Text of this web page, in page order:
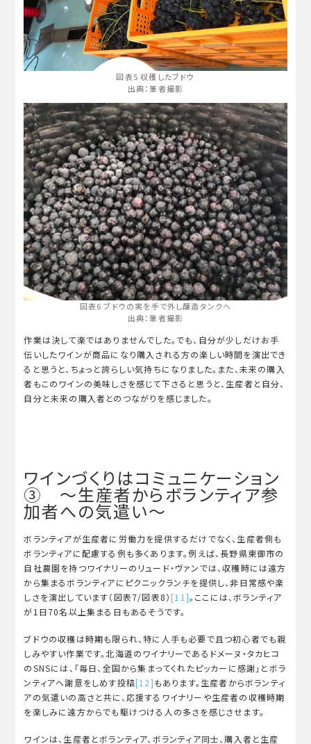
図表5 収穫したブドウ
出典：筆者撮影
図表6 ブドウの実を手で外し醸造タンクへ
出典：筆者撮影
作業は決して楽ではありませんでした。でも、自分が少しだけお手
伝いしたワインが商品になり購入される方の楽しい時間を演出でき
ると思うと、ちょっと誇らしい気持ちになりました。また、未来の購入
者もこのワインの美味しさを感じて下さると思うと、生産者と自分、
自分と未来の購入者とのつながりを感じました。
ワインづくりはコミュニケーション
③ ～生産者からボランティア参
加者への気遣い～
ボランティアが生産者に労働力を提供するだけでなく、生産者側も
ボランティアに配慮する例も多くあります。例えば、長野県東御市の
自社農園を持つワイナリーのリュード・ヴァンでは、収穫時には遠方
から集まるボランティアにピクニックランチを提供し、非日常感や楽
しさを演出しています（図表7/図表8）[11]。ここには、ボランティア
が1日70名以上集まる日もあるそうです。
ブドウの収穫は時期も限られ、特に人手も必要で且つ初心者でも親
しみやすい作業です。北海道のワイナリーであるドメーヌ・タカヒコ
のSNSには、「毎日、全国から集まってくれたピッカーに感謝」とボラ
ンティアへ謝意をしめす投稿[12]もあります。生産者からボランティ
アの気遣いの高さと共に、応援するワイナリーや生産者の収穫時期
を楽しみに遠方からでも駆けつける人の多さを感じさせます。
ワインは、生産者とボランティア、ボランティア同士、購入者と生産